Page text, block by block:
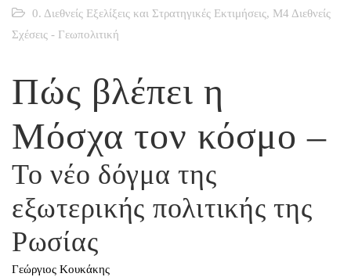
0. Διεθνείς Εξελίξεις και Στρατηγικές Εκτιμήσεις, Μ4 Διεθνείς
Σχέσεις - Γεωπολιτική
Πώς βλέπει η
Μόσχα τον κόσμο –
Το νέο δόγμα της
εξωτερικής πολιτικής της
Ρωσίας
Γεώργιος Κουκάκης